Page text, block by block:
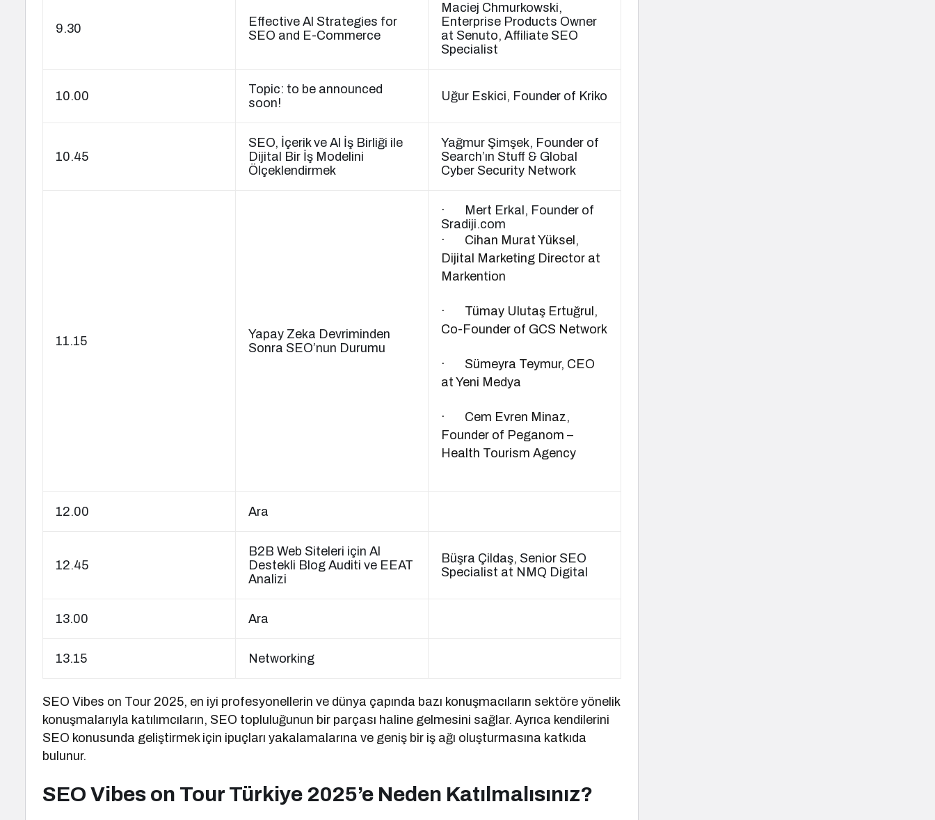
9.30
Effective Al Strategies for
SEO and E-Commerce
Maciej Chmurkowski,
Enterprise Products Owner
at Senuto, Affiliate SEO
Specialist
10.00
Topic: to be announced
soon!
Uğur Eskici, Founder of Kriko
10.45
SEO, İçerik ve Al İş Birliği ile
Dijital Bir İş Modelini
Ölçeklendirmek
Yağmur Şimşek, Founder of
Search’ın Stuff & Global
Cyber Security Network
11.15
Yapay Zeka Devriminden
Sonra SEO’nun Durumu
· Mert Erkal, Founder of
Sradiji.com
· Cihan Murat Yüksel,
Dijital Marketing Director at
Markention
· Tümay Ulutaş Ertuğrul,
Co-Founder of GCS Network
· Sümeyra Teymur, CEO
at Yeni Medya
· Cem Evren Minaz,
Founder of Peganom –
Health Tourism Agency
12.00 Ara
12.45
B2B Web Siteleri için Al
Destekli Blog Auditi ve EEAT
Analizi
Büşra Çildaş, Senior SEO
Specialist at NMQ Digital
13.00 Ara
13.15 Networking
SEO Vibes on Tour 2025, en iyi profesyonellerin ve dünya çapında bazı konuşmacıların sektöre yönelik
konuşmalarıyla katılımcıların, SEO topluluğunun bir parçası haline gelmesini sağlar. Ayrıca kendilerini
SEO konusunda geliştirmek için ipuçları yakalamalarına ve geniş bir iş ağı oluşturmasına katkıda
bulunur.
SEO Vibes on Tour Türkiye 2025’e Neden Katılmalısınız?